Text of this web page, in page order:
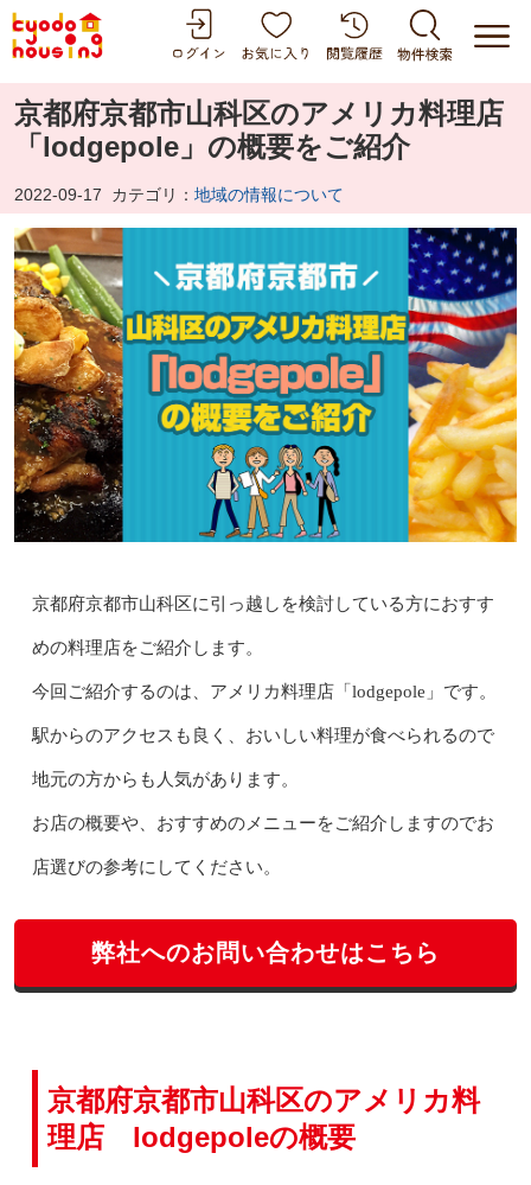
京都府京都市山科区のアメリカ料理店
「lodgepole」の概要をご紹介
2022-09-17 カテゴリ： 地域の情報について
京都府京都市山科区に引っ越しを検討している方におすす
めの料理店をご紹介します。
今回ご紹介するのは、アメリカ料理店「lodgepole」です。
駅からのアクセスも良く、おいしい料理が食べられるので
地元の方からも人気があります。
お店の概要や、おすすめのメニューをご紹介しますのでお
店選びの参考にしてください。
弊社へのお問い合わせはこちら
京都府京都市山科区のアメリカ料
理店 lodgepoleの概要